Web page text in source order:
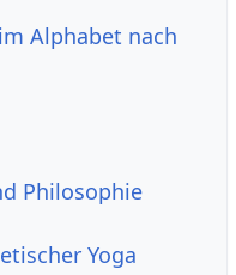
Alphabet nach
Philosophie
Yoga